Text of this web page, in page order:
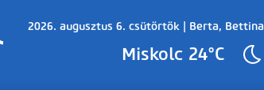
2026. augusztus 6. csütörtök | Berta, Bettina
Miskolc 24°C